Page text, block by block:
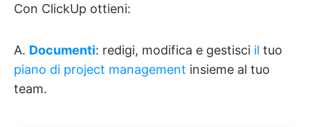
Con ClickUp ottieni:
A. Documenti: redigi, modifica e gestisci il tuo
piano di project management insieme al tuo
team.